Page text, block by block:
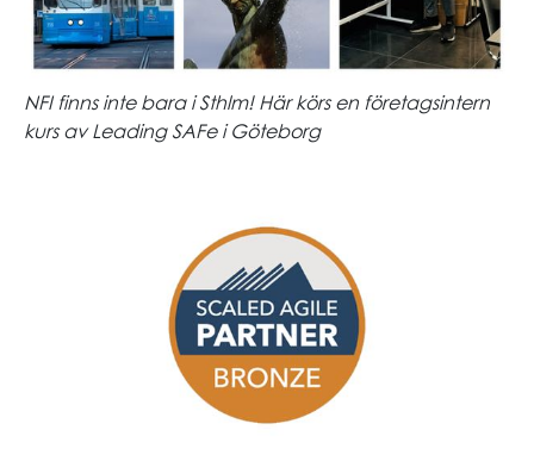
NFI finns inte bara i Sthlm! Här körs en företagsintern
kurs av Leading SAFe i Göteborg